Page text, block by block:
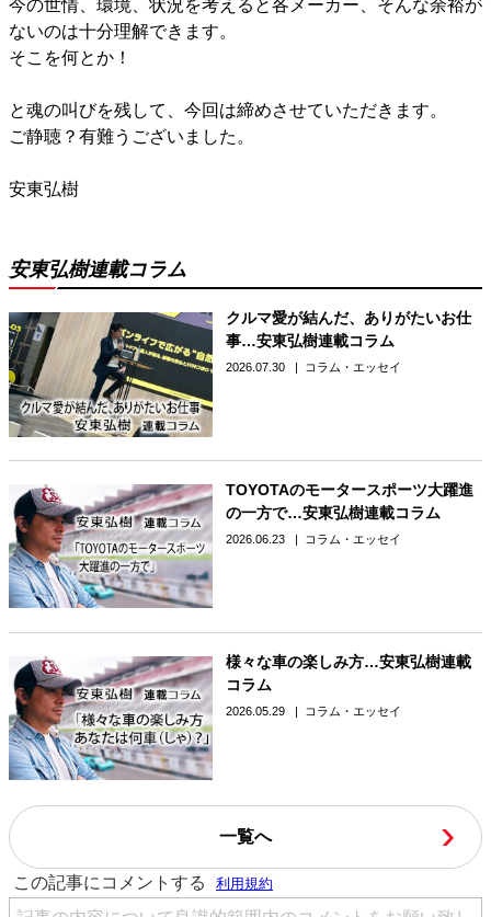
今の世情、環境、状況を考えると各メーカー、そんな余裕が
ないのは十分理解できます。
そこを何とか！
と魂の叫びを残して、今回は締めさせていただきます。
ご静聴？有難うございました。
安東弘樹
安東弘樹連載コラム
クルマ愛が結んだ、ありがたいお仕
事…安東弘樹連載コラム
2026.07.30 コラム・エッセイ
TOYOTAのモータースポーツ大躍進
の一方で…安東弘樹連載コラム
2026.06.23 コラム・エッセイ
様々な車の楽しみ方…安東弘樹連載
コラム
2026.05.29 コラム・エッセイ
一覧へ